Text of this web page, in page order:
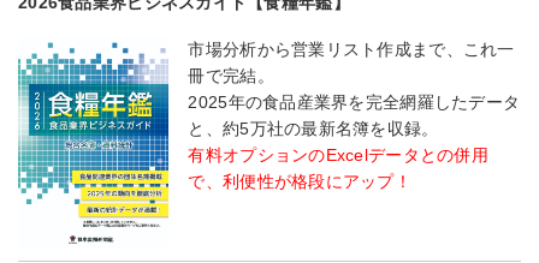
市場分析から営業リスト作成まで、これ一
冊で完結。
2025年の食品産業界を完全網羅したデータ
と、約5万社の最新名簿を収録。
有料オプションのExcelデータとの併用
で、利便性が格段にアップ！